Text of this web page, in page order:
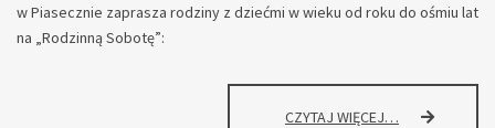
w Piasecznie zaprasza rodziny z dziećmi w wieku od roku do ośmiu lat
na „Rodzinną Sobotę”:
CZYTAJ WIĘCEJ… AKADEMIA